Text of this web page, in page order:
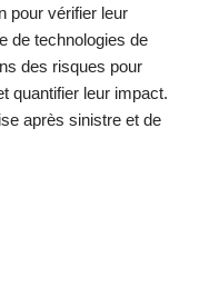
pour vérifier leur
de technologies de
des risques pour
quantifier leur impact.
après sinistre et de